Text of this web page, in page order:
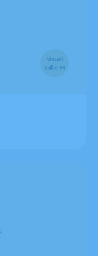
Visuel
taille M